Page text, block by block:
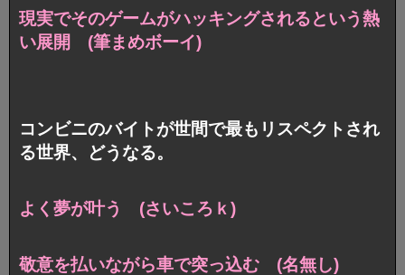
現実でそのゲームがハッキングされるという熱
い展開 (筆まめボーイ)
コンビニのバイトが世間で最もリスペクトされ
る世界、どうなる。
よく夢が叶う (さいころｋ)
敬意を払いながら車で突っ込む (名無し)